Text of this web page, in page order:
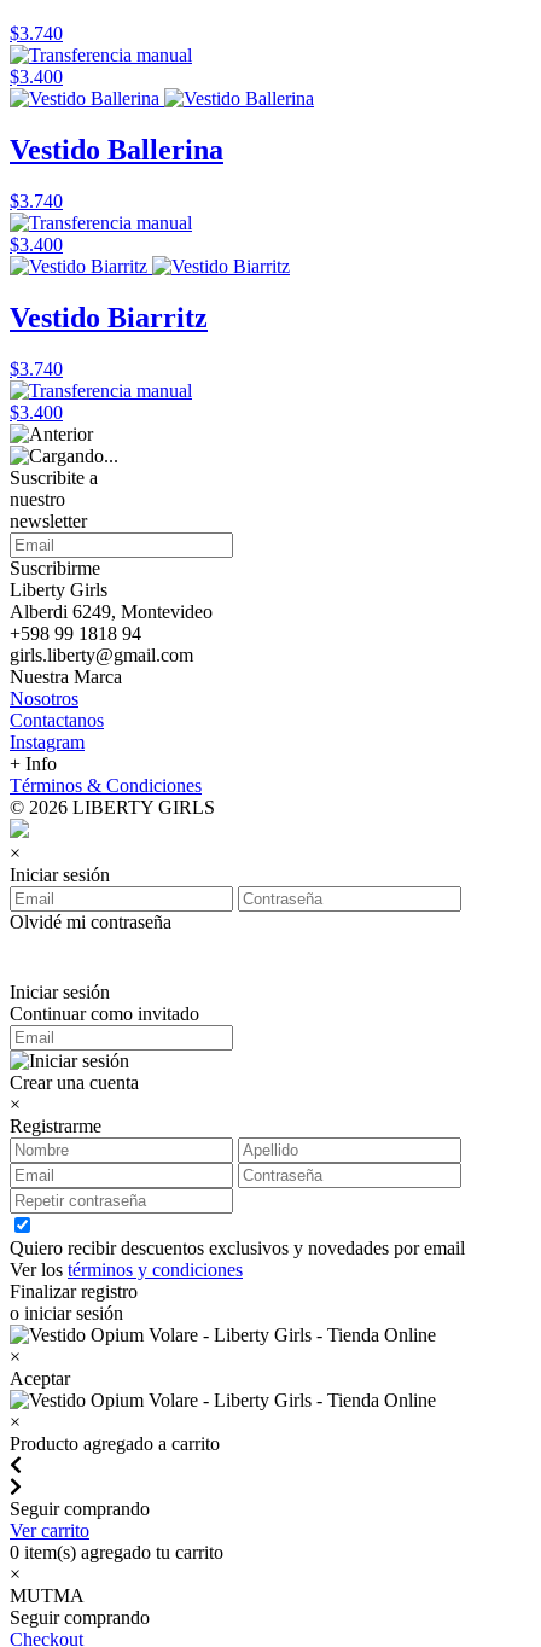
$3.740
$3.400
Vestido Ballerina
$3.740
$3.400
Vestido Biarritz
$3.740
$3.400
Suscribite a
nuestro
newsletter
Suscribirme
Liberty Girls
Alberdi 6249, Montevideo
+598 99 1818 94
girls.liberty@gmail.com
Nuestra Marca
Nosotros
Contactanos
Instagram
+ Info
Términos & Condiciones
© 2026 LIBERTY GIRLS
×
Iniciar sesión
Olvidé mi contraseña
Iniciar sesión
Continuar como invitado
Crear una cuenta
×
Registrarme
Quiero recibir descuentos exclusivos y novedades por email
Ver los términos y condiciones
Finalizar registro
o iniciar sesión
×
Aceptar
×
Producto agregado a carrito
Seguir comprando
Ver carrito
0 item(s) agregado tu carrito
×
MUTMA
Seguir comprando
Checkout